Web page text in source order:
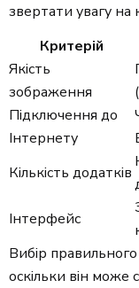
звертати увагу на
Критерій
Якість
зображення
Підключення до
Інтернету
Кількість додатків
Інтерфейс
Вибір
оскільки він може